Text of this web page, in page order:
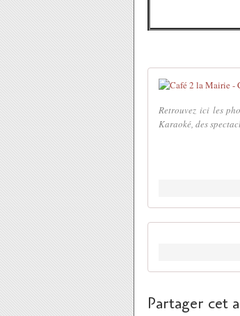
Retrouvez ici les
Karaoké, des
Partager cet